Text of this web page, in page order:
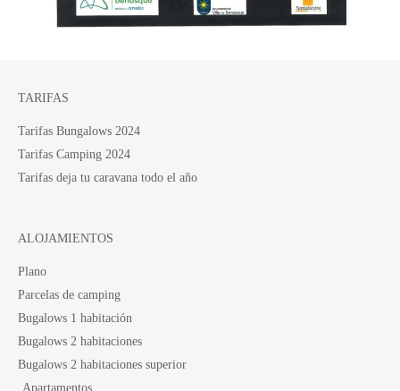
TARIFAS
Tarifas Bungalows 2024
Tarifas Camping 2024
Tarifas deja tu caravana todo el año
ALOJAMIENTOS
Plano
Parcelas de camping
Bugalows 1 habitación
Bugalows 2 habitaciones
Bugalows 2 habitaciones superior
Apartamentos